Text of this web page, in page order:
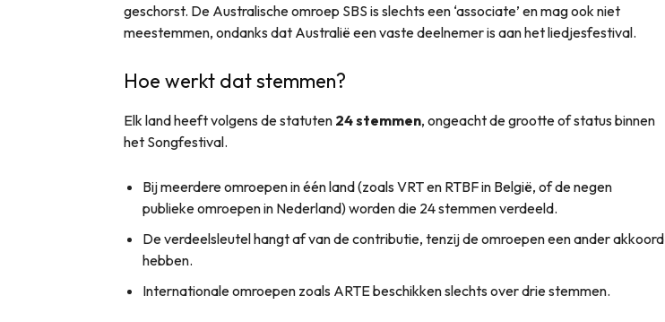
geschorst. De Australische omroep SBS is slechts een ‘associate’ en mag ook niet
meestemmen, ondanks dat Australië een vaste deelnemer is aan het liedjesfestival.
Hoe werkt dat stemmen?
Elk land heeft volgens de statuten 24 stemmen, ongeacht de grootte of status binnen
het Songfestival.
Bij meerdere omroepen in één land (zoals VRT en RTBF in België, of de negen
publieke omroepen in Nederland) worden die 24 stemmen verdeeld.
De verdeelsleutel hangt af van de contributie, tenzij de omroepen een ander akkoord
hebben.
Internationale omroepen zoals ARTE beschikken slechts over drie stemmen.